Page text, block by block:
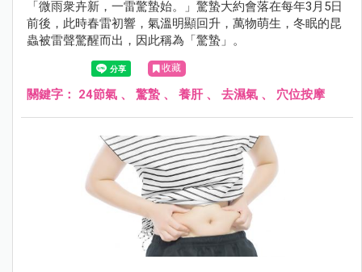
「微雨衆卉新，一雷驚蟄始。」驚蟄大約會落在每年3月5日
前後，此時春雷初響，氣溫明顯回升，萬物萌生，冬眠的昆
蟲被雷聲驚醒而出，因此稱為「驚蟄」。
收藏
關鍵字： 24節氣 、 驚蟄 、 養肝、 去濕氣 、 穴位按摩